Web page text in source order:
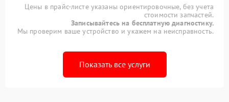
Цены в прайс-листе указаны ориентировочные, без учета
стоимости запчастей.
Записывайтесь на бесплатную диагностику.
Мы проверим ваше устройство и укажем на неисправность.
Показать все услуги